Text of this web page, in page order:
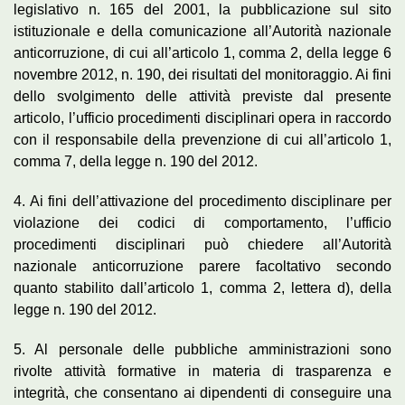
legislativo n. 165 del 2001, la pubblicazione sul sito
istituzionale e della comunicazione all’Autorità nazionale
anticorruzione, di cui all’articolo 1, comma 2, della legge 6
novembre 2012, n. 190, dei risultati del monitoraggio. Ai fini
dello svolgimento delle attività previste dal presente
articolo, l’ufficio procedimenti disciplinari opera in raccordo
con il responsabile della prevenzione di cui all’articolo 1,
comma 7, della legge n. 190 del 2012.
4. Ai fini dell’attivazione del procedimento disciplinare per
violazione dei codici di comportamento, l’ufficio
procedimenti disciplinari può chiedere all’Autorità
nazionale anticorruzione parere facoltativo secondo
quanto stabilito dall’articolo 1, comma 2, lettera d), della
legge n. 190 del 2012.
5. Al personale delle pubbliche amministrazioni sono
rivolte attività formative in materia di trasparenza e
integrità, che consentano ai dipendenti di conseguire una